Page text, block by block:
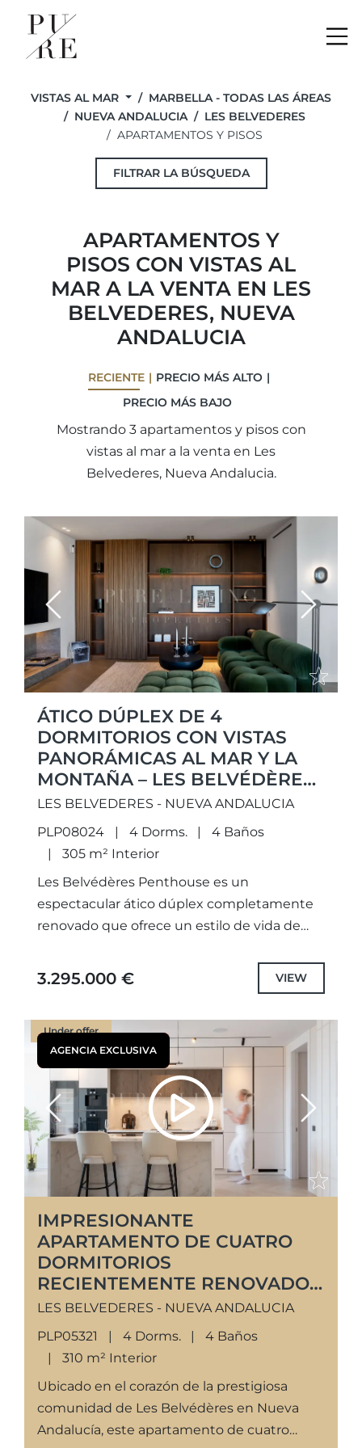
VISTAS AL MAR
MARBELLA - TODAS LAS ÁREAS
NUEVA ANDALUCIA
LES BELVEDERES
APARTAMENTOS Y PISOS
FILTRAR LA BÚSQUEDA
APARTAMENTOS Y
PISOS CON VISTAS AL
MAR A LA VENTA EN LES
BELVEDERES, NUEVA
ANDALUCIA
RECIENTE
PRECIO MÁS ALTO
PRECIO MÁS BAJO
Mostrando 3 apartamentos y pisos con
vistas al mar a la venta en Les
Belvederes, Nueva Andalucia.
Previous Next
ÁTICO DÚPLEX DE 4
DORMITORIOS CON VISTAS
PANORÁMICAS AL MAR Y LA
MONTAÑA – LES BELVÉDÈRES,
NUEVA ANDALUCÍA
LES BELVEDERES - NUEVA ANDALUCIA
PLP08024
4 Dorms.
4 Baños
305 m² Interior
Les Belvédères Penthouse es un
espectacular ático dúplex completamente
renovado que ofrece un estilo de vida de
más prestigiosas de Nueva Andalucía.
3.295.000 € VIEW
Under offer
Previous Next
IMPRESIONANTE
APARTAMENTO DE CUATRO
DORMITORIOS
RECIENTEMENTE RENOVADO
EN LES BELVÉDÈRES, NUEVA
LES BELVEDERES - NUEVA ANDALUCIA
PLP05321
4 Dorms.
4 Baños
310 m² Interior
Ubicado en el corazón de la prestigiosa
comunidad de Les Belvédères en Nueva
Andalucía, este apartamento de cuatro
AGENCIA EXCLUSIVA